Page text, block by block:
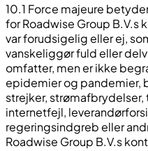
10.1 Force majeure
for Roadwise Group B.V.s
var forudsigelig eller ej,
vanskeliggør fuld eller
omfatter, men er ikke
epidemier og pandemier,
strejker,
internetfejl,
regeringsindgreb eller
Roadwise Group B.V.s